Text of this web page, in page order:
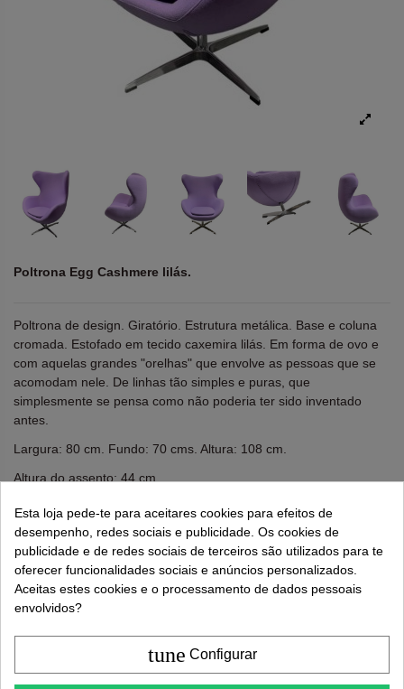
Poltrona Egg Cashmere lilás.
Poltrona de design. Giratório. Estrutura metálica. Base e coluna
cromada. Estofado em tecido caxemira lilás. Em forma de ovo e
com aquelas grandes "orelhas" que envolve as pessoas que se
acomodam nele. De linhas tão simples e puras, que
simplesmente se pensa como não poderia ter sido inventado
antes.
Largura: 80 cm. Fundo: 70 cms. Altura: 108 cm.
Altura do assento: 44 cm.
Lembre-se de usar "PROMO"
para obter um desconto
extra de 5%
Mais informações
527,00 €
Esta loja pede-te para aceitares cookies para efeitos de
desempenho, redes sociais e publicidade. Os cookies de
publicidade e de redes sociais de terceiros são utilizados para te
oferecer funcionalidades sociais e anúncios personalizados.
Aceitas estes cookies e o processamento de dados pessoais
envolvidos?
tune Configurar